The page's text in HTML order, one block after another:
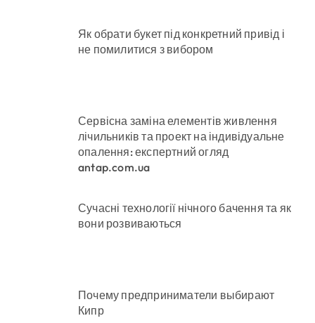
Як обрати букет під конкретний привід і
не помилитися з вибором
Сервісна заміна елементів живлення
лічильників та проект на індивідуальне
опалення: експертний огляд
antap.com.ua
Сучасні технології нічного бачення та як
вони розвиваються
Почему предприниматели выбирают
Кипр